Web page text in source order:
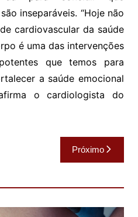
inseparáveis. “Hoje não
cardiovascular da saúde
é uma das intervenções
que temos para
a saúde emocional
o cardiologista do
Próximo